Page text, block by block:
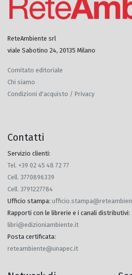
ReteAmbiente srl
viale Sabotino 24, 20135 Milano
Comitato editoriale
Chi siamo
Condizioni d'acquisto / Privacy
Contatti
Servizio clienti:
Tel. +39 02 45 48 72 77
Cell. 3770896339
Cell. 3791227784
Ufficio stampa:
Rapporti con le librerie e i canali distributivi:
libri@edizioniambiente.it
Posta certificata:
reteambiente@unapec.it